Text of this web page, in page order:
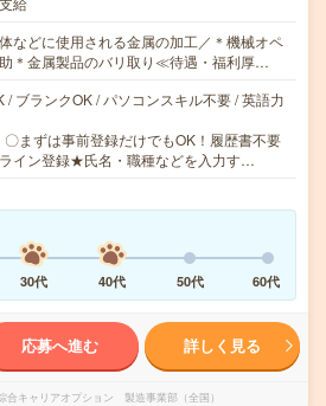
などに使用される金属の加工／＊機械オペ
＊金属製品のバリ取り≪待遇・福利厚…
/ ブランクOK / パソコンスキル不要 / 英語力
まずは事前登録だけでもOK！履歴書不要
イン登録★氏名・職種などを入力す…
30代 40代 50代 60代
応募へ進む 詳しく見る
合キャリアオプション 製造事業部（全国）